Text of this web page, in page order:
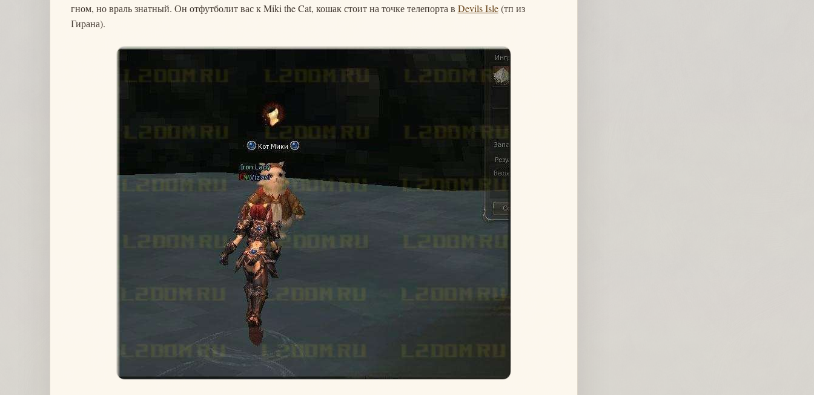
гном, но враль знатный. Он отфутболит вас к Miki the Cat, кошак стоит на точке телепорта в Devils Isle(тп из
Гирана).